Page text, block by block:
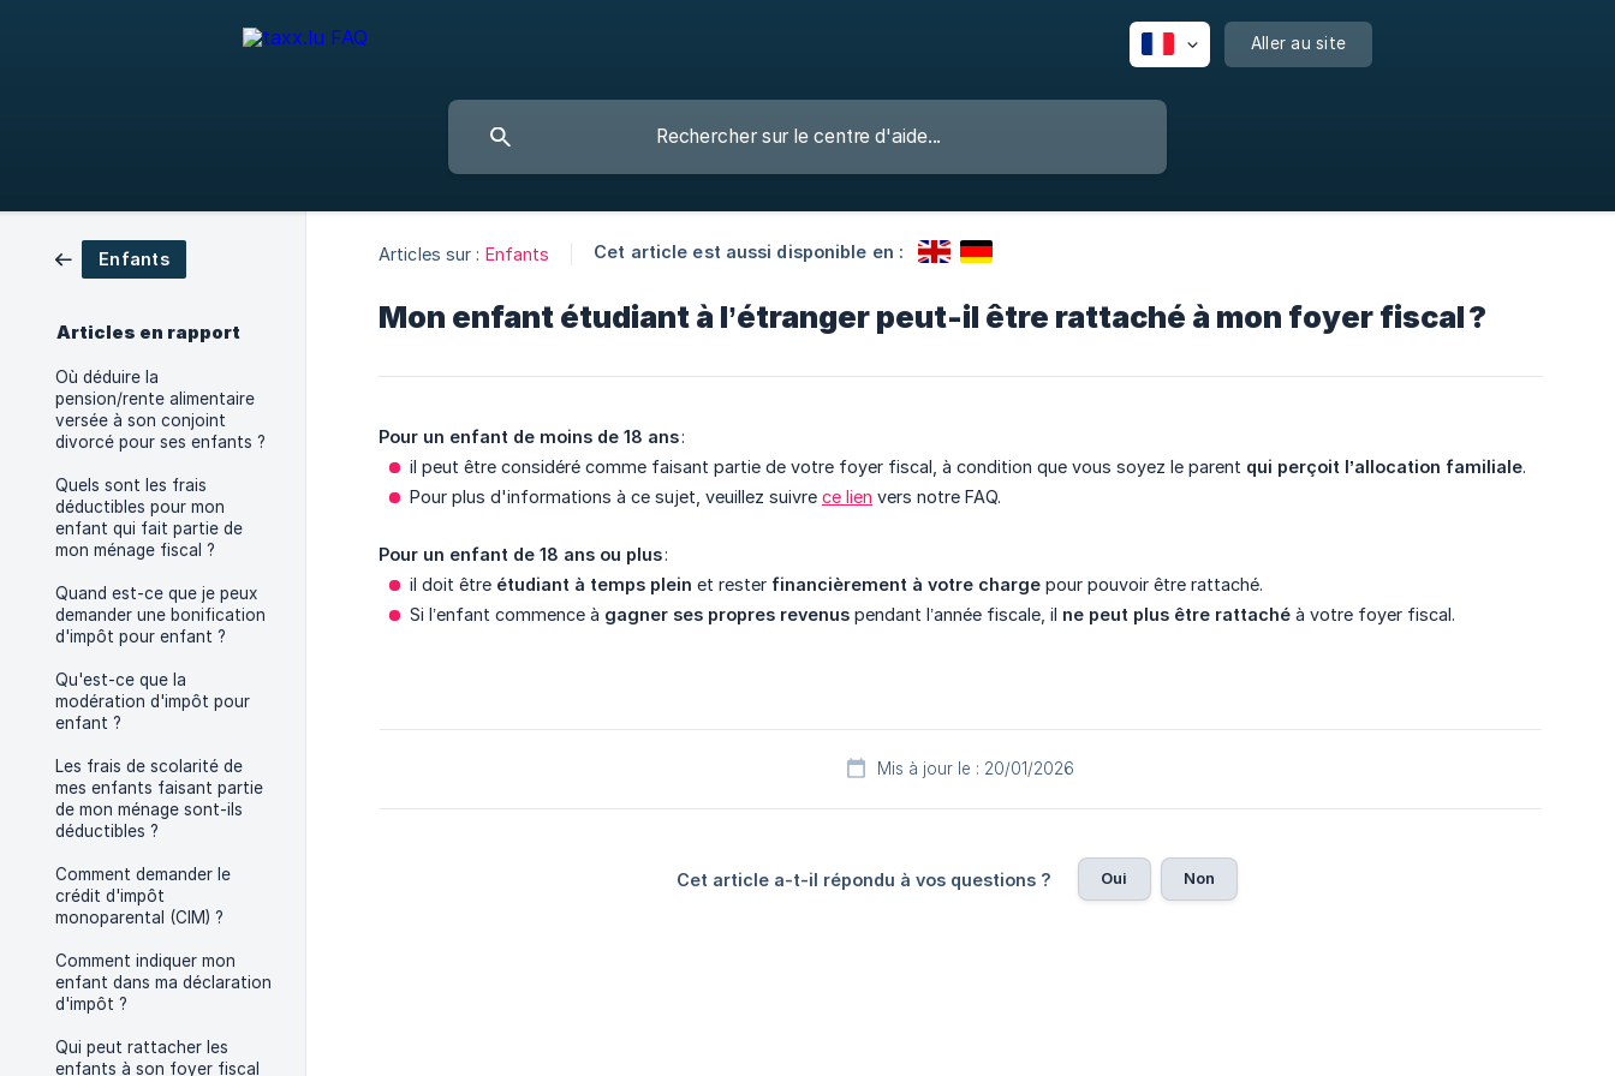
Aller au site
Enfants
Articles en rapport
Où déduire la
pension/rente alimentaire
versée à son conjoint
divorcé pour ses enfants ?
Quels sont les frais
déductibles pour mon
enfant qui fait partie de
mon ménage fiscal ?
Quand est-ce que je peux
demander une bonification
d'impôt pour enfant ?
Qu'est-ce que la
modération d'impôt pour
enfant ?
Les frais de scolarité de
mes enfants faisant partie
de mon ménage sont-ils
déductibles ?
Comment demander le
crédit d'impôt
monoparental (CIM) ?
Comment indiquer mon
enfant dans ma déclaration
d'impôt ?
Qui peut rattacher les
enfants à son foyer fiscal
Articles sur : Enfants Cet article est aussi disponible en :
Mon enfant étudiant à l’étranger peut-il être rattaché à mon foyer fiscal ?
Pour un enfant de moins de 18 ans:
il peut être considéré comme faisant partie de votre foyer fiscal, à condition que vous soyez le parent qui perçoit l’allocation familiale.
Pour plus d'informations à ce sujet, veuillez suivre ce lien vers notre FAQ.
Pour un enfant de 18 ans ou plus:
il doit être étudiant à temps plein et rester financièrement à votre charge pour pouvoir être rattaché.
Si l’enfant commence à gagner ses propres revenus pendant l’année fiscale, il ne peut plus être rattaché à votre foyer fiscal.
Mis à jour le : 20/01/2026
Cet article a-t-il répondu à vos questions ? Oui Non